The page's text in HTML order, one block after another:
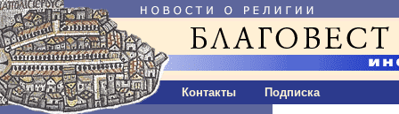
Контакты Подписка